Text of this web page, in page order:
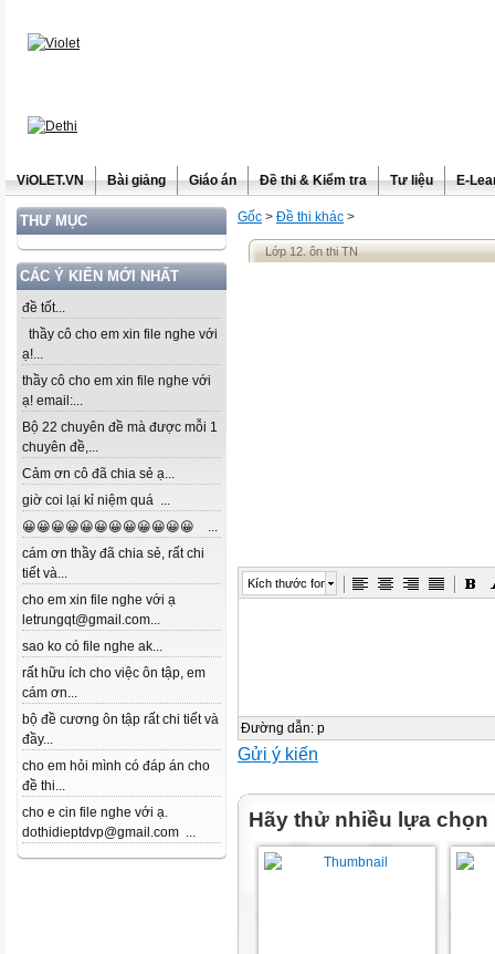
ViOLET.VN Bài giảng Giáo án Đề thi & Kiểm tra Tư liệu E-
THƯ MỤC
CÁC Ý KIẾN MỚI NHẤT
đề tốt...
thầy cô cho em xin file nghe với
ạ!...
thầy cô cho em xin file nghe với
ạ! email:...
Bộ 22 chuyên đề mà được mỗi 1
chuyên đề,...
Cảm ơn cô đã chia sẻ ạ...
giờ coi lại kỉ niệm quá ...
😀😀😀😀😀😀😀😀😀😀😀😀 ...
cám ơn thầy đã chia sẻ, rất chi
tiết và...
cho em xin file nghe với ạ
letrungqt@gmail.com...
sao ko có file nghe ak...
rất hữu ích cho việc ôn tập, em
cám ơn...
bộ đề cương ôn tập rất chi tiết và
đầy...
cho em hỏi mình có đáp án cho
đề thi...
cho e cin file nghe với ạ.
dothidieptdvp@gmail.com ...
Gốc > Đề thi khác >
Lớp 12. ôn thi TN
Kích thước font
Đường dẫn: p
Gửi ý kiến
Hãy thử nhiều lựa chọn